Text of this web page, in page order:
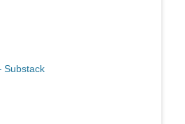
Substack